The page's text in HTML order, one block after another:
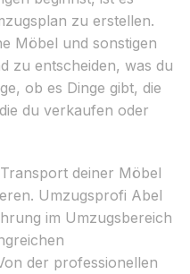
zu erstellen.
Möbel und sonstigen
zu entscheiden, was du
ob es Dinge gibt, die
du verkaufen oder
deiner Möbel
Umzugsprofi Abel
im Umzugsbereich
der professionellen